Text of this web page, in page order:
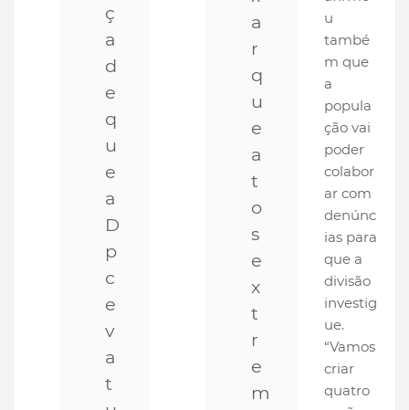
ç
a
d
e
q
u
e
a
D
p
c
e
v
a
t
a
r
q
u
e
a
t
o
s
e
x
t
r
e
m
u
també
m que
a
popula
ção vai
poder
colabor
ar com
denúnc
ias para
que a
divisão
investig
ue.
“Vamos
criar
quatro